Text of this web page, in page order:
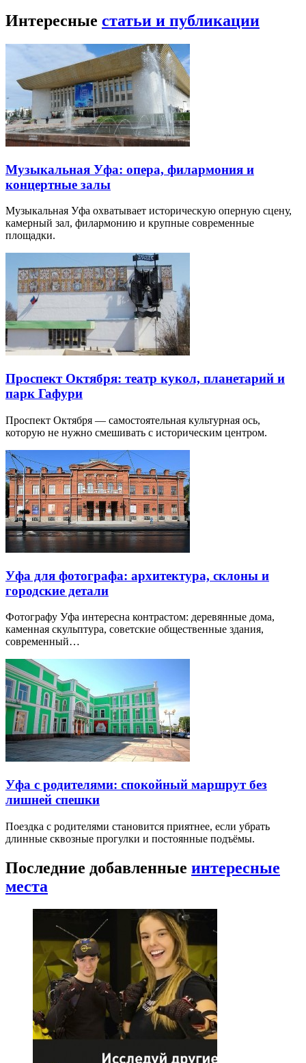
Интересные статьи и публикации
Музыкальная Уфа: опера, филармония и
концертные залы
Музыкальная Уфа охватывает историческую оперную сцену,
камерный зал, филармонию и крупные современные
площадки.
Проспект Октября: театр кукол, планетарий и
парк Гафури
Проспект Октября — самостоятельная культурная ось,
которую не нужно смешивать с историческим центром.
Уфа для фотографа: архитектура, склоны и
городские детали
Фотографу Уфа интересна контрастом: деревянные дома,
каменная скульптура, советские общественные здания,
современный…
Уфа с родителями: спокойный маршрут без
лишней спешки
Поездка с родителями становится приятнее, если убрать
длинные сквозные прогулки и постоянные подъёмы.
Последние добавленные интересные
места